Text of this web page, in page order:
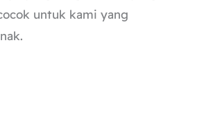
untuk kami yang